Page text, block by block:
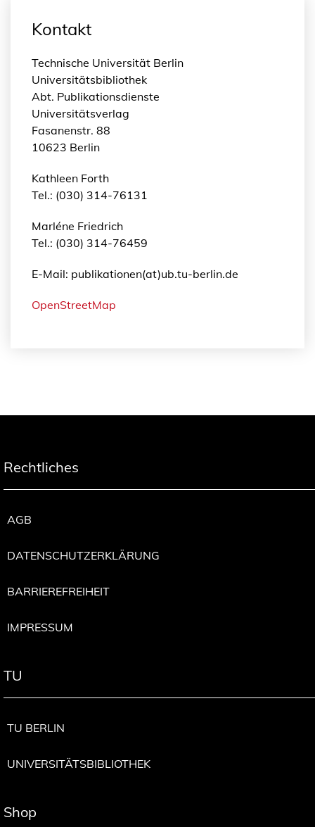
Kontakt
Technische Universität Berlin
Universitätsbibliothek
Abt. Publikationsdienste
Universitätsverlag
Fasanenstr. 88
10623 Berlin
Kathleen Forth
Tel.: (030) 314-76131
Marléne Friedrich
Tel.: (030) 314-76459
E-Mail: publikationen(at)ub.tu-berlin.de
OpenStreetMap
Rechtliches
AGB
DATENSCHUTZERKLÄRUNG
BARRIEREFREIHEIT
IMPRESSUM
TU
TU BERLIN
UNIVERSITÄTSBIBLIOTHEK
Shop